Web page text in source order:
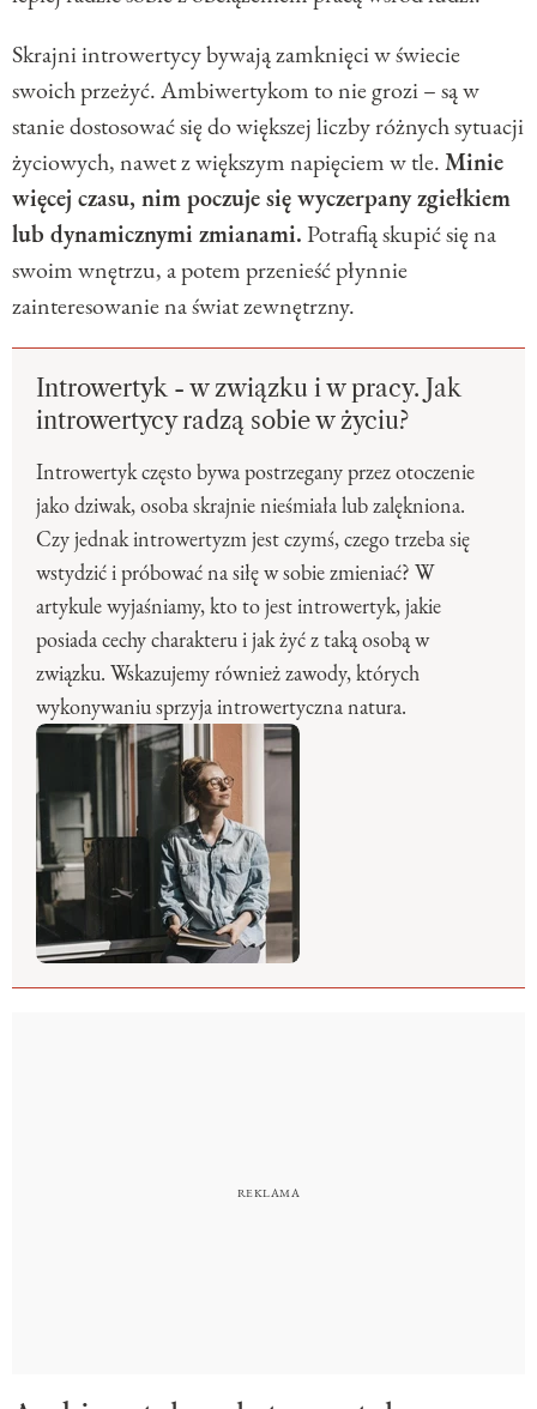
Skrajni introwertycy bywają zamknięci w świecie
swoich przeżyć. Ambiwertykom to nie grozi – są w
stanie dostosować się do większej liczby różnych sytuacji
życiowych, nawet z większym napięciem w tle.Minie
więcej czasu, nim poczuje się wyczerpany zgiełkiem
lub dynamicznymi zmianami.Potrafią skupić się na
swoim wnętrzu, a potem przenieść płynnie
zainteresowanie na świat zewnętrzny.
Introwertyk - w związku i w pracy. Jak
introwertycy radzą sobie w życiu?
Introwertyk często bywa postrzegany przez otoczenie
jako dziwak, osoba skrajnie nieśmiała lub zalękniona.
Czy jednak introwertyzm jest czymś, czego trzeba się
wstydzić i próbować na siłę w sobie zmieniać? W
artykule wyjaśniamy, kto to jest introwertyk, jakie
posiada cechy charakteru i jak żyć z taką osobą w
związku. Wskazujemy również zawody, których
wykonywaniu sprzyja introwertyczna natura.